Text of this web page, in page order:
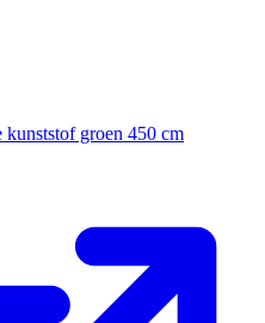
kunststof groen 450 cm